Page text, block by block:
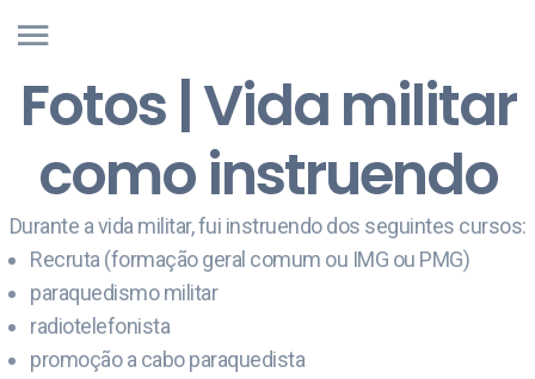
Fotos | Vida militar
como instruendo
Durante a vida militar, fui instruendo dos seguintes cursos:
Recruta (formação geral comum ou IMG ou PMG)
paraquedismo militar
radiotelefonista
promoção a cabo paraquedista